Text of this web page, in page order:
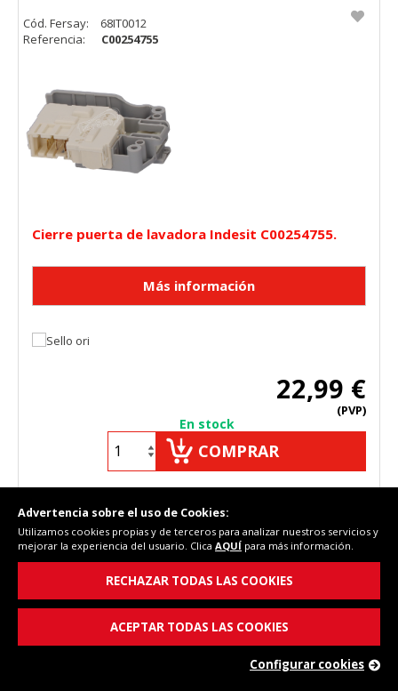
Cierre puerta de lavadora Indesit C00254755.
22,99 €
(PVP)
En stock
COMPRAR
Cód. Fersay:
68IT0012
Referencia:
C00254755
Cód. Fersay: 63IT0006
Advertencia sobre el uso de Cookies:
Utilizamos cookies propias y de terceros para analizar nuestros servicios y
mejorar la experiencia del usuario. Clica AQUÍ para más información.
RECHAZAR TODAS LAS COOKIES
ACEPTAR TODAS LAS COOKIES
Configurar cookies